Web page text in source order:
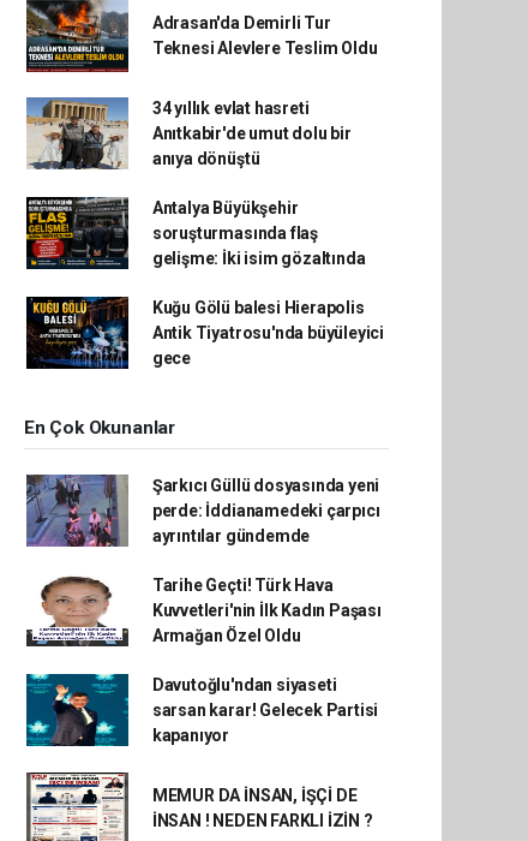
Adrasan'da Demirli Tur
Teknesi Alevlere Teslim Oldu
34 yıllık evlat hasreti
Anıtkabir'de umut dolu bir
anıya dönüştü
Antalya Büyükşehir
soruşturmasında flaş
gelişme: İki isim gözaltında
Kuğu Gölü balesi Hierapolis
Antik Tiyatrosu'nda büyüleyici
gece
En Çok Okunanlar
Şarkıcı Güllü dosyasında yeni
perde: İddianamedeki çarpıcı
ayrıntılar gündemde
Tarihe Geçti! Türk Hava
Kuvvetleri'nin İlk Kadın Paşası
Armağan Özel Oldu
Davutoğlu'ndan siyaseti
sarsan karar! Gelecek Partisi
kapanıyor
MEMUR DA İNSAN, İŞÇİ DE
İNSAN ! NEDEN FARKLI İZİN ?